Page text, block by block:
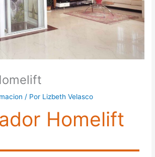
/ Por Lizbeth Velasco
Homelift